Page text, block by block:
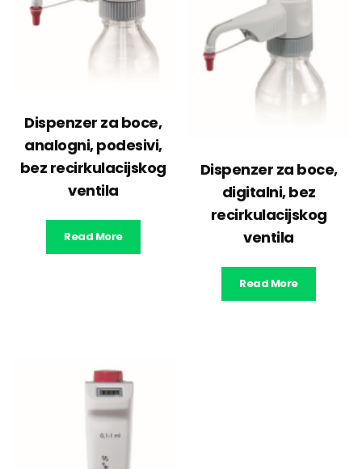
Dispenzer za boce,
analogni, podesivi,
bez recirkulacijskog
ventila
Read More
Dispenzer za boce,
digitalni, bez
recirkulacijskog
ventila
Read More